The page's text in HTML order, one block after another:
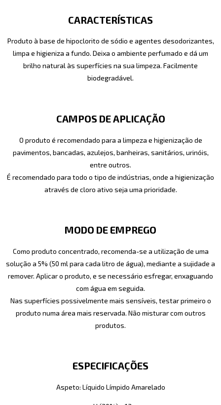
CARACTERÍSTICAS
Produto à base de hipoclorito de sódio e agentes desodorizantes,
limpa e higieniza a fundo. Deixa o ambiente perfumado e dá um
brilho natural às superfícies na sua limpeza. Facilmente
biodegradável.
CAMPOS DE APLICAÇÃO
O produto é recomendado para a limpeza e higienização de
pavimentos, bancadas, azulejos, banheiras, sanitários, urinóis,
entre outros.
É recomendado para todo o tipo de indústrias, onde a higienização
através de cloro ativo seja uma prioridade.
MODO DE EMPREGO
Como produto concentrado, recomenda-se a utilização de uma
solução a 5% (50 ml para cada litro de água), mediante a sujidade a
remover. Aplicar o produto, e se necessário esfregar, enxaguando
com água em seguida.
Nas superfícies possivelmente mais sensíveis, testar primeiro o
produto numa área mais reservada. Não misturar com outros
produtos.
ESPECIFICAÇÕES
Aspeto: Líquido Límpido Amarelado